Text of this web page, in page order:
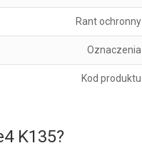
Rant ochronny
Oznaczenia
Kod produktu
K135?